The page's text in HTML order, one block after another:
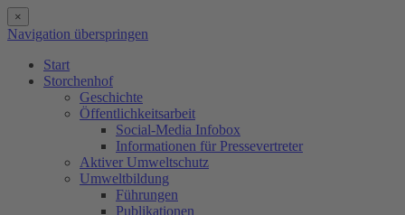
×
Navigation überspringen
Start
Storchenhof
Geschichte
Öffentlichkeitsarbeit
Social-Media Infobox
Informationen für Pressevertreter
Aktiver Umweltschutz
Umweltbildung
Führungen
Publikationen